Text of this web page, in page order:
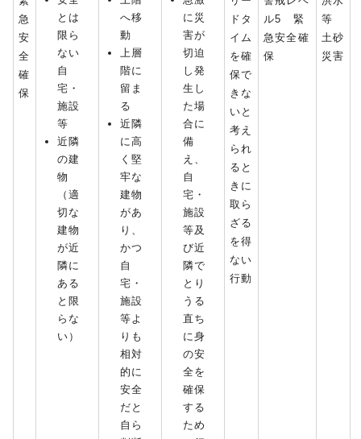
急
安
全
確
保
とは
限ら
ない
自
宅・
施設
等
近隣
の建
物
（適
切な
建物
が近
隣に
ある
と限
らな
い）
へ移
動
上層
階に
留ま
る
近隣
に高
く堅
牢な
建物
があ
り、
かつ
自
宅・
施設
等よ
りも
相対
的に
安全
だと
自ら
に災
害が
切迫
し発
生し
た場
合に
備
え、
自
宅・
施設
等及
び近
隣で
とり
うる
直ち
に身
の安
全を
確保
する
ため
ドタ
イム
を確
保で
きな
いと
考え
られ
ると
きに
取ら
ざる
を得
ない
行動
ル5 緊
急安全確
保
等
土砂
災害